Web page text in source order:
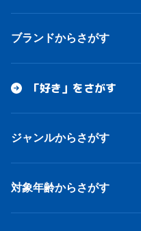
ブランドからさがす
「好き」をさがす
ジャンルからさがす
対象年齢からさがす